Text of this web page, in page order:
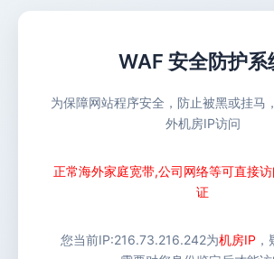
WAF 安全防护系
为保障网站程序安全，防止被黑或挂马
外机房IP访问
正常海外家庭宽带,公司网络等可直接
证
您当前IP:216.73.216.242为机房IP